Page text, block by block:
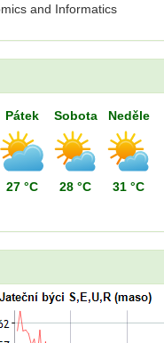
and Informatics
Pátek
27 °C
Sobota
28 °C
Neděle
31 °C